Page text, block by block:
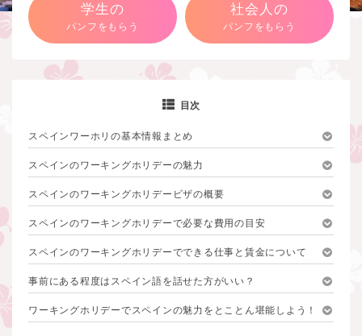
学生の
パンフをもらう
社会人の
パンフをもらう
目次
スペインワーホリの基本情報まとめ
スペインのワーキングホリデーの魅力
スペインのワーキングホリデービザの概要
スペインのワーキングホリデーで必要な費用の目安
スペインのワーキングホリデーでできる仕事と賃金について
事前にある程度はスペイン語を話せた方がいい？
ワーキングホリデーでスペインの魅力をとことん堪能しよう！